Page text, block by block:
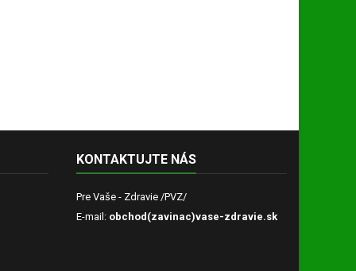
KONTAKTUJTE NÁS
Pre Vaše - Zdravie /PVZ/
E-mail: obchod(zavinac)vase-zdravie.sk